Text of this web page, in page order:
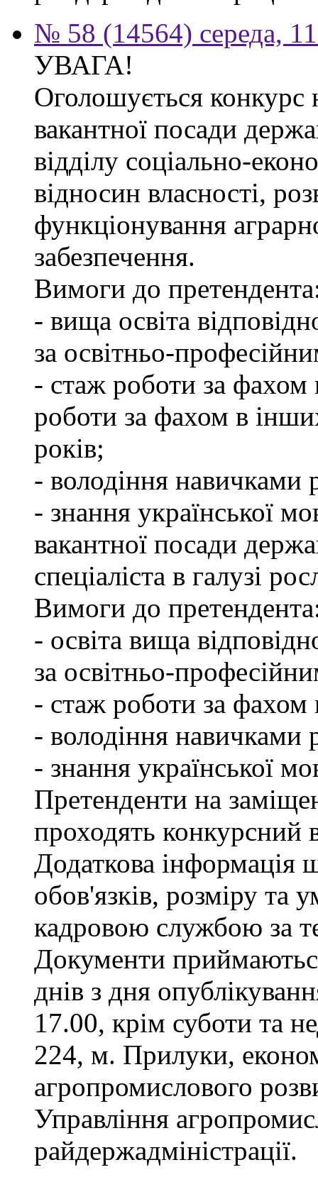
№ 58 (14564) середа,
УВАГА!
Оголошується конкурс
вакантної посади
відділу соціально-
відносин власності,
функціонування
забезпечення.
Вимоги до
- вища освіта
за освітньо-
- стаж роботи за
роботи за фахом в
років;
- володіння навичками
- знання української
вакантної посади
спеціаліста в галузі
Вимоги до
- освіта вища
за освітньо-
- стаж роботи за
- володіння навичками
- знання української
Претенденти на
проходять конкурсний
Додаткова інформація
обов'язків, розміру та
кадровою службою за
Документи
днів з дня
17.00, крім суботи та
224, м. Прилуки,
агропромислового
Управління
райдержадміністрації.